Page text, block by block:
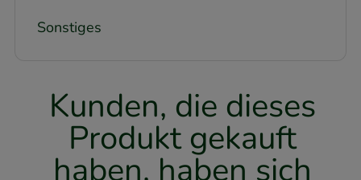
Sonstiges
Kunden, die dieses
Produkt gekauft
haben, haben sich